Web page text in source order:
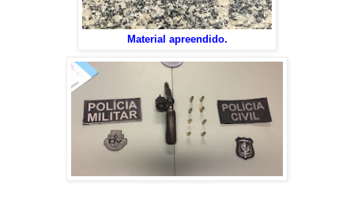
Material apreendido.